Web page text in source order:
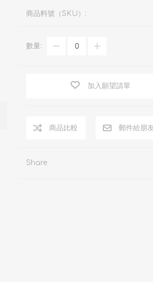
商品料號（SKU）:
數量:
加入願望請單
商品比較 郵件給朋
Share